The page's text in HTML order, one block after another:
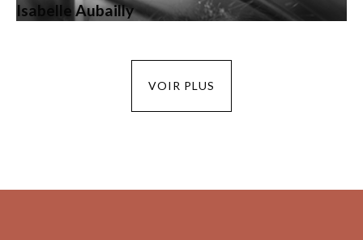
Isabelle Aubailly
VOIR PLUS